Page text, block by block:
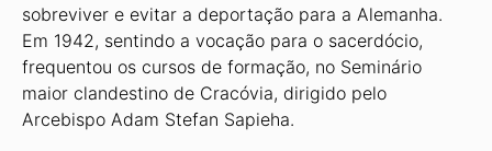
sobreviver e evitar a deportação para a Alemanha.
Em 1942, sentindo a vocação para o sacerdócio,
frequentou os cursos de formação, no Seminário
maior clandestino de Cracóvia, dirigido pelo
Arcebispo Adam Stefan Sapieha.